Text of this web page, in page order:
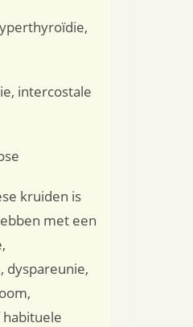
intercostale
kruiden is
met een
dyspareunie,